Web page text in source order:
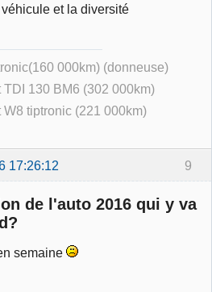
et la diversité
000km) (donneuse)
TDI 130 BM6 (302 000km)
W8 tiptronic (221 000km)
9
17:26:12
de l'auto 2016 qui y va
semaine